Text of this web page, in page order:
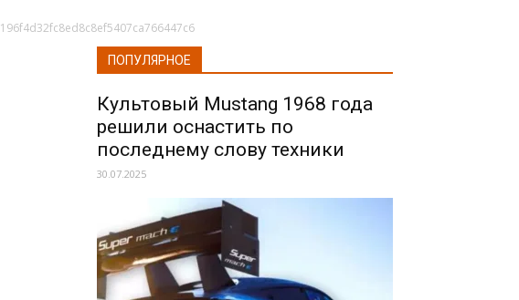
196f4d32fc8ed8c8ef5407ca766447c6
ПОПУЛЯРНОЕ
Культовый Mustang 1968 года
решили оснастить по
последнему слову техники
30.07.2025